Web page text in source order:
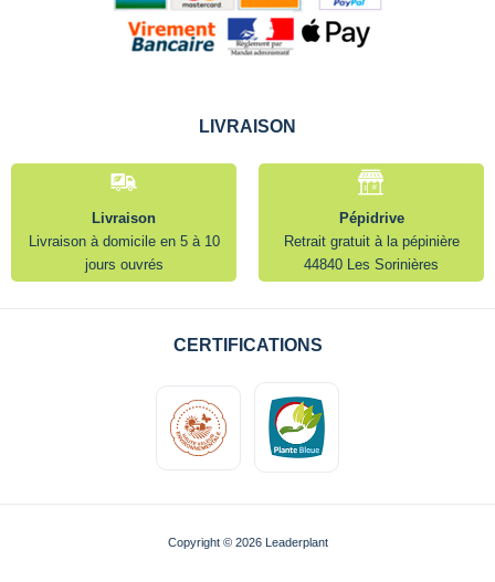
LIVRAISON
Livraison
Livraison à domicile en 5 à 10
jours ouvrés
Pépidrive
Retrait gratuit à la pépinière
44840 Les Sorinières
CERTIFICATIONS
Copyright © 2026 Leaderplant